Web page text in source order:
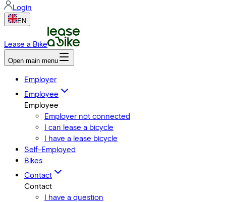
Login
EN
Lease a Bike
Open main menu
Employer
Employee
Employee
Employer not connected
I can lease a bicycle
I have a lease bicycle
Self-Employed
Bikes
Contact
Contact
I have a question